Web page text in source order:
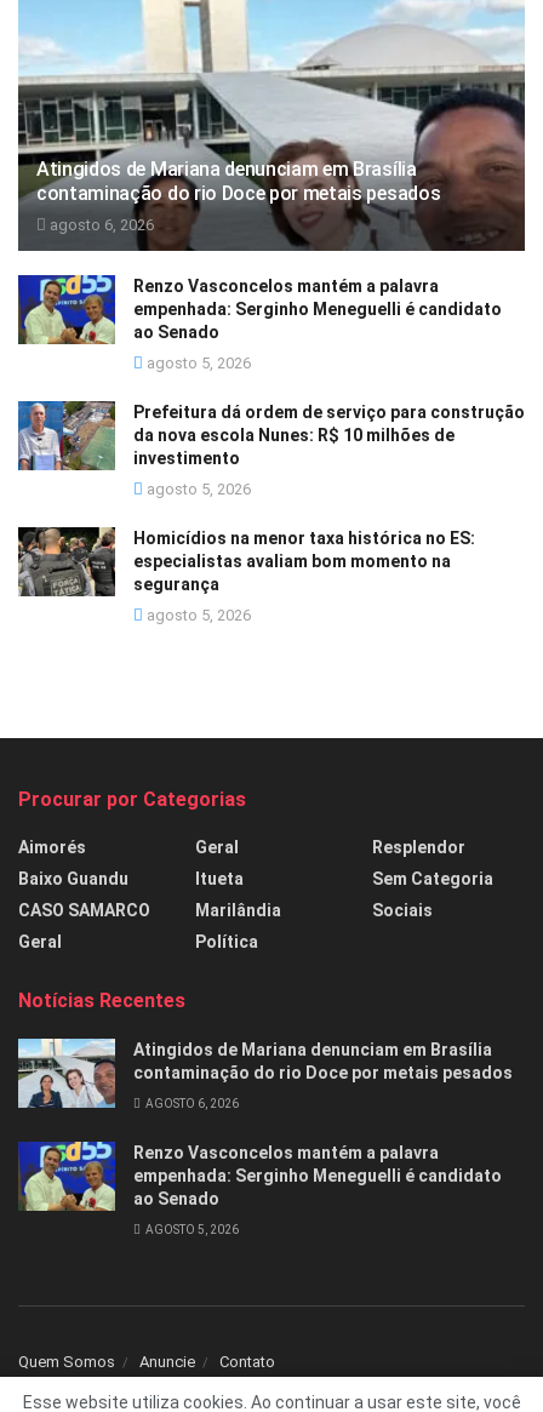
Atingidos de Mariana denunciam em Brasília
contaminação do rio Doce por metais pesados
agosto 6, 2026
Renzo Vasconcelos mantém a palavra
empenhada: Serginho Meneguelli é candidato
ao Senado
agosto 5, 2026
Prefeitura dá ordem de serviço para construção
da nova escola Nunes: R$ 10 milhões de
investimento
agosto 5, 2026
Homicídios na menor taxa histórica no ES:
especialistas avaliam bom momento na
segurança
agosto 5, 2026
Procurar por Categorias
Aimorés
Baixo Guandu
CASO SAMARCO
Geral
Geral
Itueta
Marilândia
Política
Resplendor
Sem Categoria
Sociais
Notícias Recentes
Atingidos de Mariana denunciam em Brasília
contaminação do rio Doce por metais pesados
AGOSTO 6, 2026
Renzo Vasconcelos mantém a palavra
empenhada: Serginho Meneguelli é candidato
ao Senado
AGOSTO 5, 2026
Quem Somos Anuncie Contato
© 2025 Todos os direitos reservados Folha1 - Desenvolvido por dNNr Dev
Esse website utiliza cookies. Ao continuar a usar este site, você